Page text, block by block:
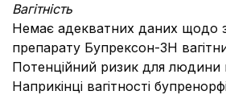
Вагітність
Немає адекватних даних щодо
препарату Бупрексон-ЗН
Потенційний ризик для людини
Наприкінці вагітності